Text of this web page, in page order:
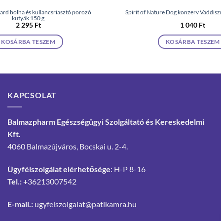
bolha és kullancsriasztó porozó
kutyák 150 g
2 295 Ft
KOSÁRBA TESZEM
Spirit of Nature Dog konzerv
1 040 Ft
KOSÁRBA TESZEM
KAPCSOLAT
Balmazpharm Egészségügyi Szolgáltató és Kereskedelmi
Kft.
4060 Balmazújváros, Bocskai u. 2-4.
Ügyfélszolgálat elérhetősége: H-P 8-16
Tel.:+36213007542
E-mail.: ugyfelszolgalat@patikamra.hu